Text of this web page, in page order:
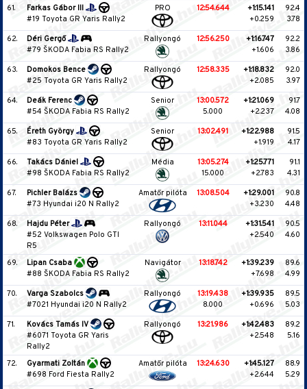
61.
Farkas Gábor III
#19 Toyota GR Yaris Rally2
PRO 12:54.644
+1:15.141
+0.259
92.4
3.78
62.
Déri Gergő
#79 ŠKODA Fabia RS Rally2
Rallyongó 12:56.250
+1:16.747
+1.606
92.2
3.86
63.
Domokos Bence
#25 Toyota GR Yaris Rally2
Rallyongó 12:58.335
+1:18.832
+2.085
92.0
3.97
64.
Deák Ferenc
#54 ŠKODA Fabia RS Rally2
Senior
13:00.572
5.000
+1:21.069
+2.237
91.7
4.08
65.
Éreth György
#83 Toyota GR Yaris Rally2
Senior 13:02.491
+1:22.988
+1.919
91.5
4.17
66.
Takács Dániel
#98 ŠKODA Fabia RS Rally2
Média
13:05.274
15.000
+1:25.771
+2.783
91.1
4.31
67.
Pichler Balázs
#73 Hyundai i20 N Rally2
Amatőr pilóta 13:08.504
+1:29.001
+3.230
90.8
4.48
68.
Hajdu Péter
#52 Volkswagen Polo GTI
R5
Rallyongó 13:11.044
+1:31.541
+2.540
90.5
4.60
69.
Lipan Csaba
#88 ŠKODA Fabia RS Rally2
Navigátor 13:18.742
+1:39.239
+7.698
89.6
4.99
70.
Varga Szabolcs
#7021 Hyundai i20 N Rally2
Rallyongó
13:19.438
8.000
+1:39.935
+0.696
89.5
5.03
71.
Kovács Tamás IV
#6071 Toyota GR Yaris
Rally2
Rallyongó 13:21.986
+1:42.483
+2.548
89.2
5.16
72.
Gyarmati Zoltán
#698 Ford Fiesta Rally2
Amatőr pilóta 13:24.630
+1:45.127
+2.644
88.9
5.29